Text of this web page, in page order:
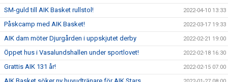
SM-guld till AIK Basket rullstol! 2022-04-10 13:33
Påskcamp med AIK Basket! 2022-03-17 19:33
AIK dam möter Djurgården i uppskjutet derby 2022-02-21 19:00
Öppet hus i Vasalundshallen under sportlovet! 2022-02-18 16:30
Grattis AIK 131 år! 2022-02-15 07:00